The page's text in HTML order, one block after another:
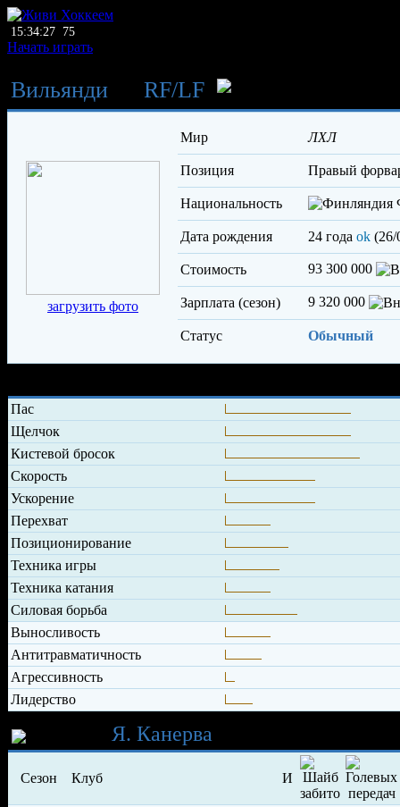
15:34:27 75
Начать играть
Вильянди RF/LF
загрузить фото
Мир ЛХЛ
Позиция правый
Национальность
Дата рождения 24 года ok (26/
Стоимость 93 300 000
Зарплата (сезон) 9 320 000
Статус Обычный
Пас
Щелчок
Кистевой бросок
Скорость
Ускорение
Перехват
Позиционирование
Техника игры
Техника катания
Силовая борьба
Выносливость
Антитравматичность
Агрессивность
Лидерство
Я. Канерва
Сезон Клуб И